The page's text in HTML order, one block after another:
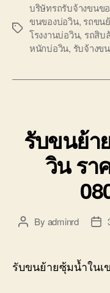
Tags
บริษัทรถรับจ้างขนข
ขนของบ่อวิน, รถขน
โรงงานบ่อวิน, รถสิบ
หนักบ่อวิน, รับจ้างข
รับขนย้า
วิน รา
PostBy adminrd
รับขนย้ายซุ้มน้ำในเ